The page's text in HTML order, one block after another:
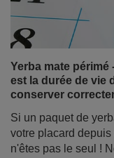
Si un paquet de
votre placard
n'êtes pas le seul !
périmé. Le vieux
ou peut-il encore
Dans cet article,
durée de
de la stocker
soin de votre stock.